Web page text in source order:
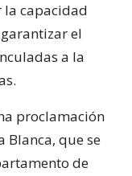
la capacidad
el
a la
proclamación
Blanca, que se
de